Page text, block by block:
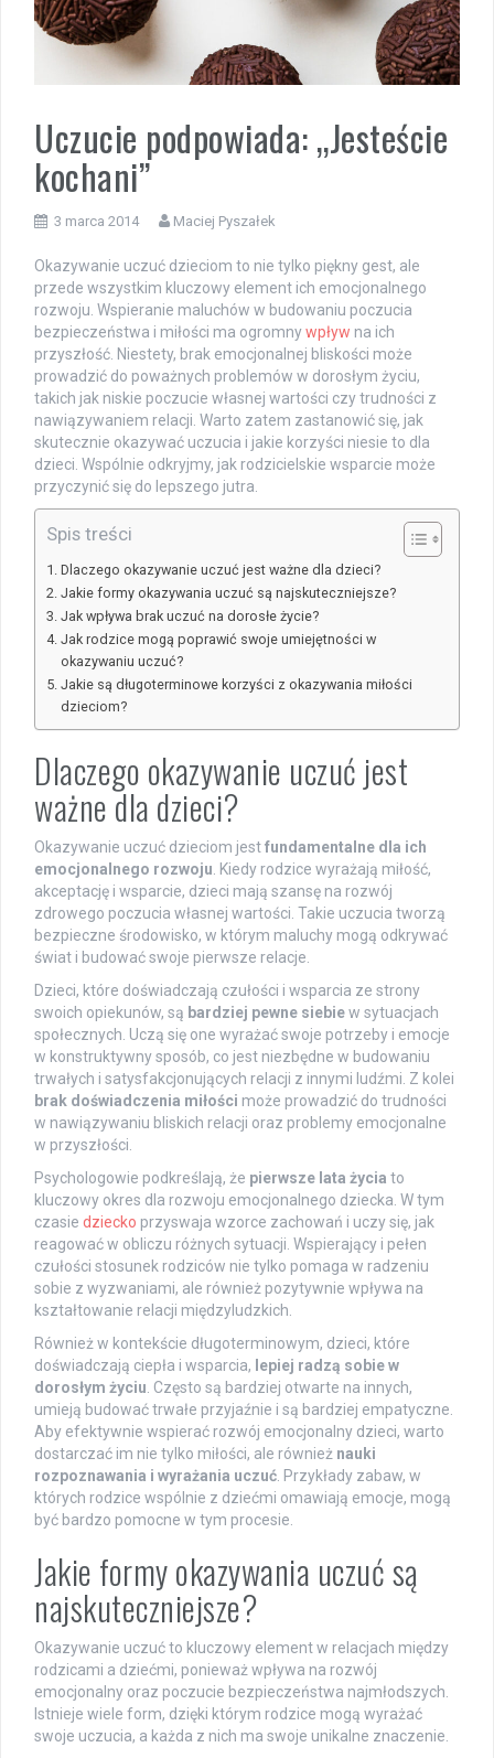
Uczucie podpowiada: „Jesteście
kochani”
3 marca 2014 Maciej Pyszałek
Okazywanie uczuć dzieciom to nie tylko piękny gest, ale
przede wszystkim kluczowy element ich emocjonalnego
rozwoju. Wspieranie maluchów w budowaniu poczucia
bezpieczeństwa i miłości ma ogromnywpływ na ich
przyszłość. Niestety, brak emocjonalnej bliskości może
prowadzić do poważnych problemów w dorosłym życiu,
takich jak niskie poczucie własnej wartości czy trudności z
nawiązywaniem relacji. Warto zatem zastanowić się, jak
skutecznie okazywać uczucia i jakie korzyści niesie to dla
dzieci. Wspólnie odkryjmy, jak rodzicielskie wsparcie może
przyczynić się do lepszego jutra.
Spis treści
Dlaczego okazywanie uczuć jest ważne dla dzieci?
Jakie formy okazywania uczuć są najskuteczniejsze?
Jak wpływa brak uczuć na dorosłe życie?
Jak rodzice mogą poprawić swoje umiejętności w
okazywaniu uczuć?
Jakie są długoterminowe korzyści z okazywania miłości
dzieciom?
Dlaczego okazywanie uczuć jest
ważne dla dzieci?
Okazywanie uczuć dzieciom jestfundamentalne dla ich
emocjonalnego rozwoju . Kiedy rodzice wyrażają miłość,
akceptację i wsparcie, dzieci mają szansę na rozwój
zdrowego poczucia własnej wartości. Takie uczucia tworzą
bezpieczne środowisko, w którym maluchy mogą odkrywać
świat i budować swoje pierwsze relacje.
Dzieci, które doświadczają czułości i wsparcia ze strony
swoich opiekunów, są bardziej pewne siebiew sytuacjach
społecznych. Uczą się one wyrażać swoje potrzeby i emocje
w konstruktywny sposób, co jest niezbędne w budowaniu
trwałych i satysfakcjonujących relacji z innymi ludźmi. Z kolei
brak doświadczenia miłości może prowadzić do trudności
w nawiązywaniu bliskich relacji oraz problemy emocjonalne
w przyszłości.
Psychologowie podkreślają, że pierwsze lata życia to
kluczowy okres dla rozwoju emocjonalnego dziecka. W tym
czasie dziecko przyswaja wzorce zachowań i uczy się, jak
reagować w obliczu różnych sytuacji. Wspierający i pełen
czułości stosunek rodziców nie tylko pomaga w radzeniu
sobie z wyzwaniami, ale również pozytywnie wpływa na
kształtowanie relacji międzyludzkich.
Również w kontekście długoterminowym, dzieci, które
doświadczają ciepła i wsparcia, lepiej radzą sobie w
dorosłym życiu . Często są bardziej otwarte na innych,
umieją budować trwałe przyjaźnie i są bardziej empatyczne.
Aby efektywnie wspierać rozwój emocjonalny dzieci, warto
dostarczać im nie tylko miłości, ale również nauki
rozpoznawania i wyrażania uczuć . Przykłady zabaw, w
których rodzice wspólnie z dziećmi omawiają emocje, mogą
być bardzo pomocne w tym procesie.
Jakie formy okazywania uczuć są
najskuteczniejsze?
Okazywanie uczuć to kluczowy element w relacjach między
rodzicami a dziećmi, ponieważ wpływa na rozwój
emocjonalny oraz poczucie bezpieczeństwa najmłodszych.
Istnieje wiele form, dzięki którym rodzice mogą wyrażać
swoje uczucia, a każda z nich ma swoje unikalne znaczenie.